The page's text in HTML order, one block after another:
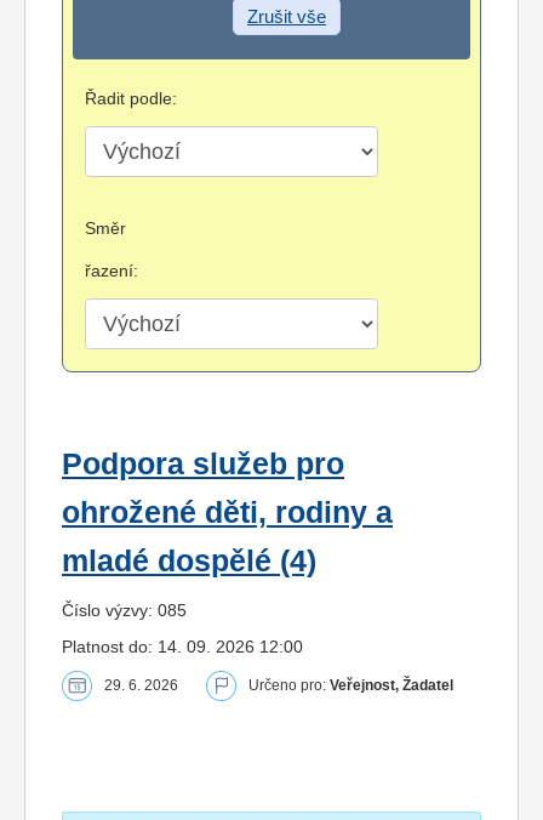
Zrušit vše
Řadit podle:
Směr
řazení:
Podpora služeb pro
ohrožené děti, rodiny a
mladé dospělé (4)
Číslo výzvy: 085
Platnost do: 14. 09. 2026 12:00
29. 6. 2026 Určeno pro: Veřejnost, Žadatel